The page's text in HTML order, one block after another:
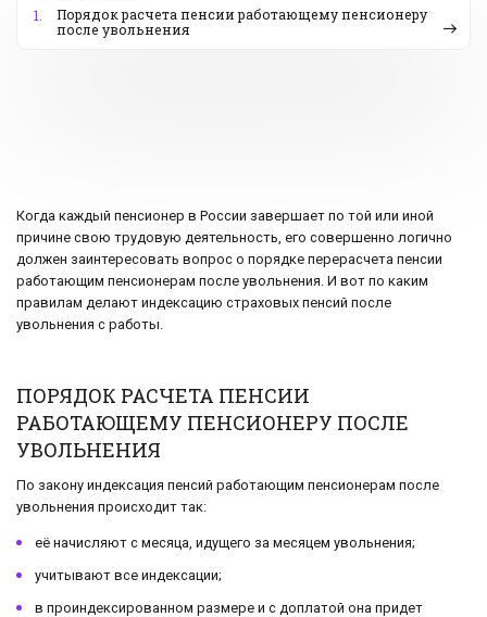
1.
Порядок расчета пенсии работающему пенсионеру
после увольнения
Когда каждый пенсионер в России завершает по той или иной
причине свою трудовую деятельность, его совершенно логично
должен заинтересовать вопрос о порядке перерасчета пенсии
работающим пенсионерам после увольнения. И вот по каким
правилам делают индексацию страховых пенсий после
увольнения с работы.
ПОРЯДОК РАСЧЕТА ПЕНСИИ
РАБОТАЮЩЕМУ ПЕНСИОНЕРУ ПОСЛЕ
УВОЛЬНЕНИЯ
По закону индексация пенсий работающим пенсионерам после
увольнения происходит так:
её начисляют с месяца, идущего за месяцем увольнения;
учитывают все индексации;
в проиндексированном размере и с доплатой она придет